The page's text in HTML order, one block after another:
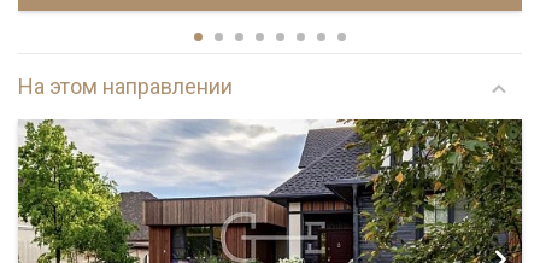
На этом направлении